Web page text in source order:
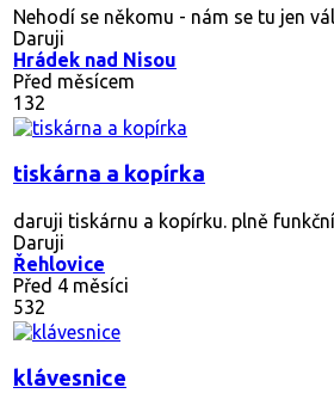
Nehodí se někomu - nám se tu jen
Daruji
Hrádek nad Nisou
Před měsícem
132
tiskárna a kopírka
daruji tiskárnu a kopírku. plně
Daruji
Řehlovice
Před 4 měsíci
532
klávesnice